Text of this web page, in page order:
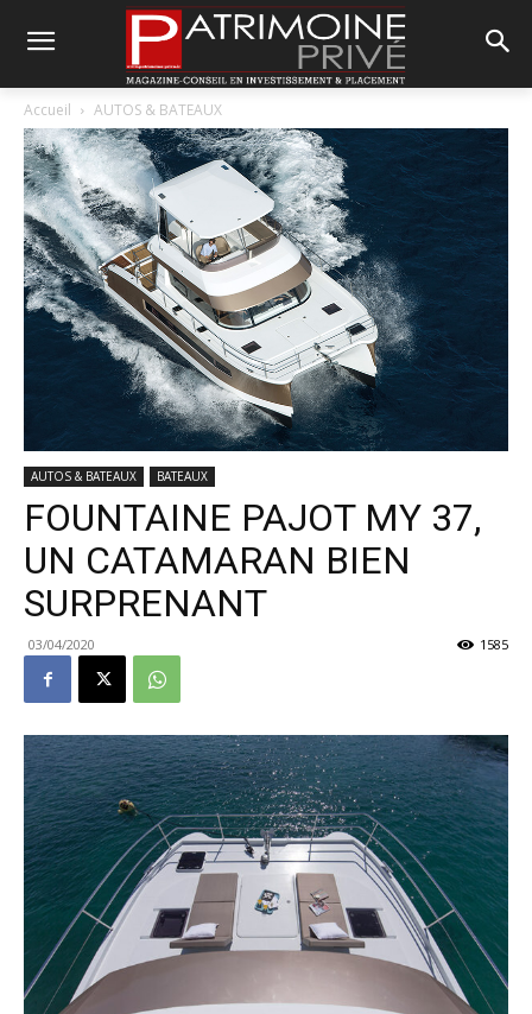
Accueil AUTOS & BATEAUX
AUTOS & BATEAUX BATEAUX
FOUNTAINE PAJOT MY 37,
UN CATAMARAN BIEN
SURPRENANT
03/04/2020 1585